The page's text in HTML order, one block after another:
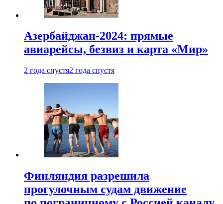
Азербайджан-2024: прямые
авиарейсы, безвиз и карта «Мир»
2 года спустя2 года спустя
Финляндия разрешила
прогулочным судам движение